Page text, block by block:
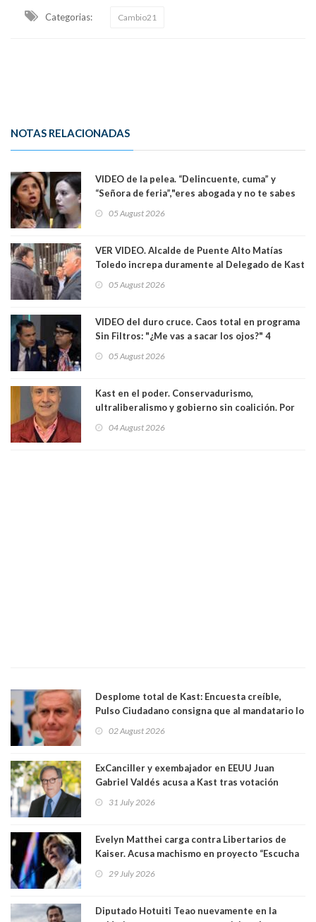
Categorias: Cambio21
NOTAS RELACIONADAS
VIDEO de la pelea. “Delincuente, cuma” y
“Señora de feria”,"eres abogada y no te sabes
senadoras Camila Flores y Fabiola Campillai en
05 August 2026
VER VIDEO. Alcalde de Puente Alto Matías
Toledo increpa duramente al Delegado de Kast
delegado nuevamente arrancando"
05 August 2026
VIDEO del duro cruce. Caos total en programa
Sin Filtros: "¿Me vas a sacar los ojos?" 4
excarabinero que dejó ciego a Gustavo Gatica:
05 August 2026
Kast en el poder. Conservadurismo,
ultraliberalismo y gobierno sin coalición. Por
04 August 2026
Desplome total de Kast: Encuesta creíble,
Pulso Ciudadano consigna que al mandatario lo
sacó en primera vuelta. Rechazo es de 58.9% y
64.8%
02 August 2026
ExCanciller y exembajador en EEUU Juan
Gabriel Valdés acusa a Kast tras votación
"Si hay una persona responsable es él"
31 July 2026
Evelyn Matthei carga contra Libertarios de
Kaiser. Acusa machismo en proyecto “Escucha
"¿Cómo puede haber alguien tan enfermo del
29 July 2026
Diputado Hotuiti Teao nuevamente en la